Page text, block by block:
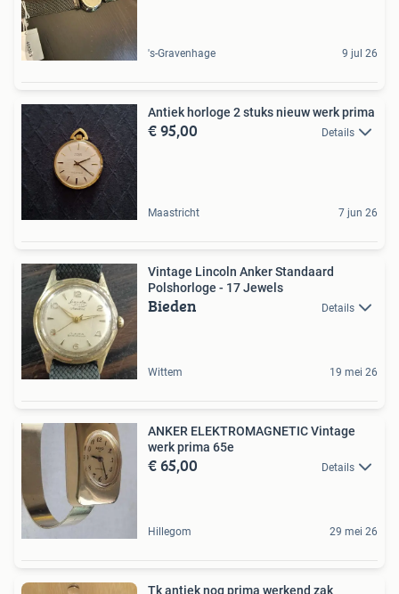
's-Gravenhage 9 jul 26
Antiek horloge 2 stuks nieuw werk prima
€ 95,00 Details
Maastricht 7 jun 26
Vintage Lincoln Anker Standaard
Polshorloge - 17 Jewels
Bieden Details
Wittem 19 mei 26
ANKER ELEKTROMAGNETIC Vintage
werk prima 65e
€ 65,00 Details
Hillegom 29 mei 26
Tk antiek nog prima werkend zak